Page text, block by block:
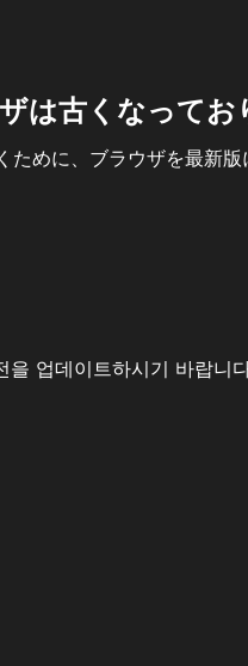
は古くなってお
めに、ブラウザを最新版
업데이트하시기 바랍니